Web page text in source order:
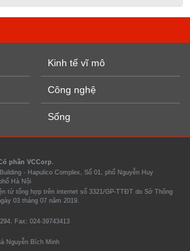
Kinh tế vĩ mô
Công nghệ
Sống
phần VCCorp.
- Hapulico Complex, Số 01, phố Nguyễn Huy
Hà Nội
tử tổng hợp trên internet số 3321/GP-TTĐT do Sở Thông
03 tháng 07 năm 2019.
Fax: 024-39743413
Nguyễn Bích Minh